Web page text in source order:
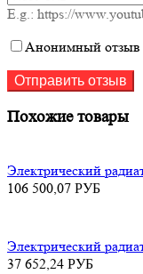
E.g.: https://
Анонимный отзыв
Похожие товары
Электрический
106 500,07 РУБ
Электрический
37 652,24 РУБ